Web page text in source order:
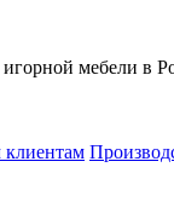
мебели в